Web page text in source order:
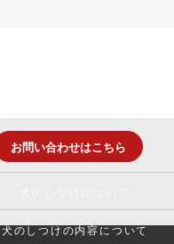
お問い合わせはこちら
犬のしつけの内容について